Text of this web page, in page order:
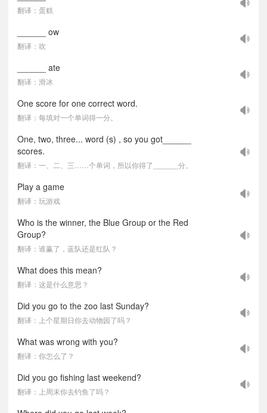
翻译：蛋糕
______ ow
翻译：吹
______ ate
翻译：滑冰
One score for one correct word.
翻译：每填对一个单词得一分。
One, two, three... word (s) , so you got______
scores.
翻译：一、二、三……个单词，所以你得了______分。
Play a game
翻译：玩游戏
Who is the winner, the Blue Group or the Red
Group?
翻译：谁赢了，蓝队还是红队？
What does this mean?
翻译：这是什么意思？
Did you go to the zoo last Sunday?
翻译：上个星期日你去动物园了吗？
What was wrong with you?
翻译：你怎么了？
Did you go fishing last weekend?
翻译：上周末你去钓鱼了吗？